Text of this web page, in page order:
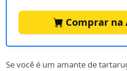
Comprar na
Se você é um amante de